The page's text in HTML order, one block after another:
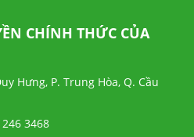
CHÍNH THỨC CỦA
Hưng, P. Trung Hòa, Q. Cầu
3468